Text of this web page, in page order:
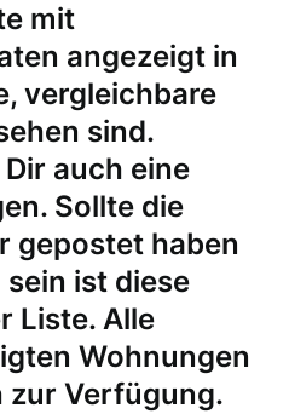
mit
angezeigt in
vergleichbare
sind.
auch eine
Sollte die
gepostet haben
ist diese
Liste. Alle
Wohnungen
zur Verfügung.